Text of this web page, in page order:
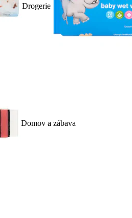
Drogerie
Domov a zábava